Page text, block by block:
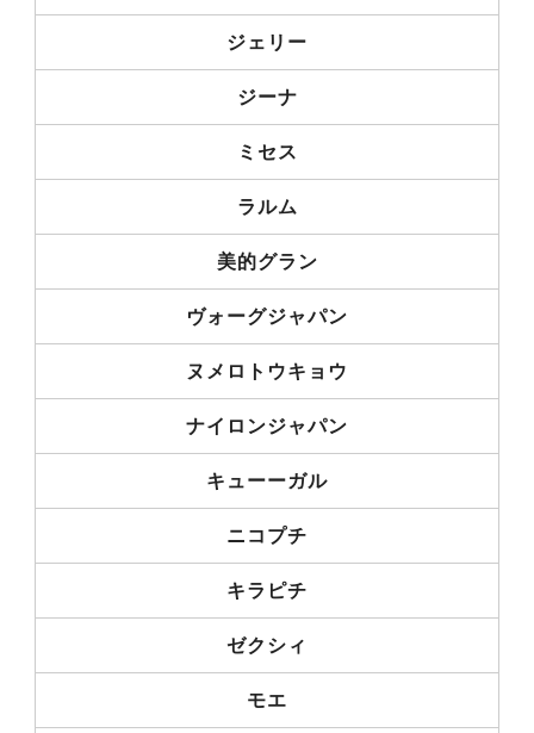
ジェリー
ジーナ
ミセス
ラルム
美的グラン
ヴォーグジャパン
ヌメロトウキョウ
ナイロンジャパン
キューーガル
ニコプチ
キラピチ
ゼクシィ
モエ